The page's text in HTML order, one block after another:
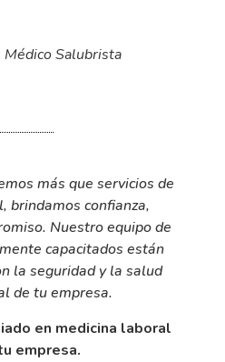
Salubrista
más que servicios de
brindamos confianza,
Nuestro equipo de
capacitados están
la seguridad y la salud
de tu empresa.
en medicina laboral
empresa.